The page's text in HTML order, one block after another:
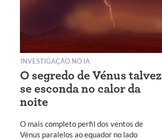
INVESTIGAÇÃO NO IA
O segredo de Vénus talvez
se esconda no calor da
noite
O mais completo perfil dos ventos de
Vénus paralelos ao equador no lado